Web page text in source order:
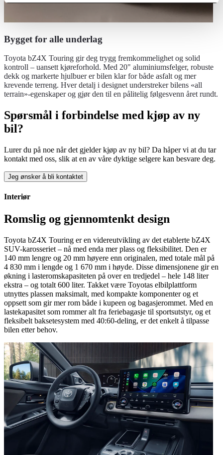
Bygget for alle underlag
Toyota bZ4X Touring gir deg trygg fremkommelighet og solid
kontroll – uansett kjøreforhold. Med 20" aluminiumsfelger, robuste
dekk og markerte hjulbuer er bilen klar for både asfalt og mer
krevende terreng. Hver detalj i designet understreker bilens «all
terrain»-egenskaper og gjør den til en pålitelig følgesvenn året rundt.
Spørsmål i forbindelse med kjøp av ny
bil?
Lurer du på noe når det gjelder kjøp av ny bil? Da håper vi at du tar
kontakt med oss, slik at en av våre dyktige selgere kan besvare deg.
Jeg ønsker å bli kontaktet
Interiør
Romslig og gjennomtenkt design
Toyota bZ4X Touring er en videreutvikling av det etablerte bZ4X
SUV-karosseriet – nå med enda mer plass og fleksibilitet. Den er
140 mm lengre og 20 mm høyere enn originalen, med totale mål på
4 830 mm i lengde og 1 670 mm i høyde. Disse dimensjonene gir en
økning i lasteromskapasiteten på over en tredjedel – hele 148 liter
ekstra – og totalt 600 liter. Takket være Toyotas elbilplattform
utnyttes plassen maksimalt, med kompakte komponenter og et
oppsett som gir mer rom både i kupeen og bagasjerommet. Med en
lastekapasitet som rommer alt fra feriebagasje til sportsutstyr, og et
fleksibelt baksetesystem med 40:60-deling, er det enkelt å tilpasse
bilen etter behov.